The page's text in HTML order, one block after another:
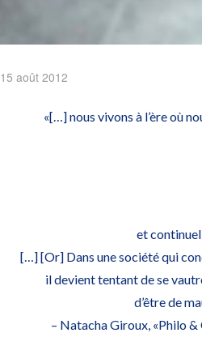
15 août 2012
«[…] nous vivons à l’ère où
et
[…] [Or] Dans une société qui
il devient tentant de se
d’être de
– Natacha Giroux, «Philo &